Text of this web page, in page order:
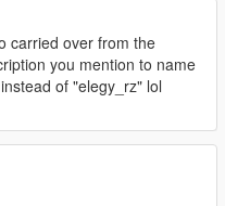
carried over from the
you mention to name
of "elegy_rz" lol